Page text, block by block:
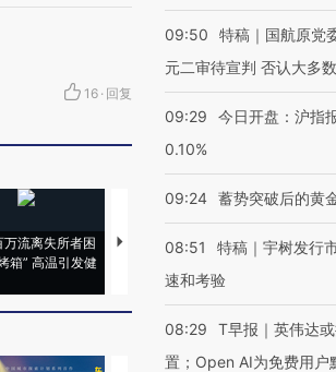
16 · 回复
万流离失所者困
箱” 高温引发健
视线｜HYROX的吸金
心“花钱找虐”？
马航飞
09:50
特稿｜国航原党
元二审待宣判 否认大多
09:29
今日开盘：沪指
0.10%
09:24 蓄势突破后的黄
08:51
特稿｜宇树发行
速和考验
08:29
T早报｜英伟达
置；Open AI为免费用户